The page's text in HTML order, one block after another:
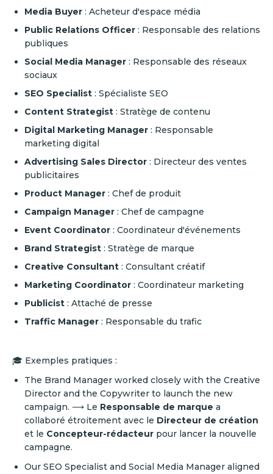
Media Buyer : Acheteur d'espace média
Public Relations Officer : Responsable des relations
publiques
Social Media Manager : Responsable des réseaux
sociaux
SEO Specialist : Spécialiste SEO
Content Strategist : Stratège de contenu
Digital Marketing Manager : Responsable
marketing digital
Advertising Sales Director : Directeur des ventes
publicitaires
Product Manager : Chef de produit
Campaign Manager : Chef de campagne
Event Coordinator : Coordinateur d'événements
Brand Strategist : Stratège de marque
Creative Consultant : Consultant créatif
Marketing Coordinator : Coordinateur marketing
Publicist : Attaché de presse
Traffic Manager : Responsable du trafic
🎓 Exemples pratiques :
The Brand Manager worked closely with the Creative
Director and the Copywriter to launch the new
campaign. ⟶ Le Responsable de marque a
collaboré étroitement avec le Directeur de création
et le Concepteur-rédacteur pour lancer la nouvelle
campagne.
Our SEO Specialist and Social Media Manager aligned